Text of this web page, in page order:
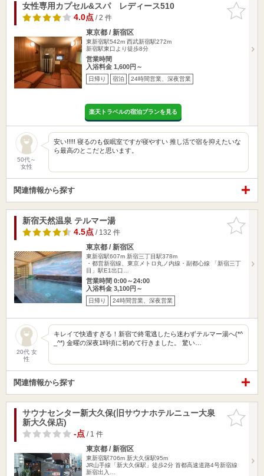
お気に入
りに追加
女性専用カプセル&スパ レディース510
4.0点/ 2 件
東京都 / 新宿区
東新宿駅542m 西武新宿駅272m
新宿駅東口より徒歩8分
営業時間
入浴料金 1,600円～
日帰り 宿泊 24時間営業、深夜営業
楽天トラベルの宿泊プランを見る
50代～
女性
安い!!!!! 寝るのも仮眠室ですが寝やすい 推し活で宿を抑えたいな
ら最高のとこだと思います。
関連情報から探す
お気に入
りに追加
新宿天然温泉 テルマー湯
4.5点/ 132 件
東京都 / 新宿区
東新宿駅607m 新宿三丁目駅378m
・都営新宿線、東京メトロ丸ノ内線・副都心線 「新宿三丁
目」駅E1出口…
営業時間 0:00～24:00
入浴料金 3,100円～
日帰り 24時間営業、深夜営業
20代 女
性
キレイで快適すぎる！新宿で終電逃したら迷わずテルマー湯へ(*^
_^*) 金曜の深夜1時頃に初めて行きました。 驚い…
関連情報から探す
お気に入
りに追加
サウナセンター新大久保(旧サウナホテルニュー大泉
新大久保店)
-点/ 1 件
東京都 / 新宿区
東新宿駅706m 新大久保駅95m
JR山手線「新大久保駅」徒歩2分 首都高速道路4号新宿線
新宿出入…